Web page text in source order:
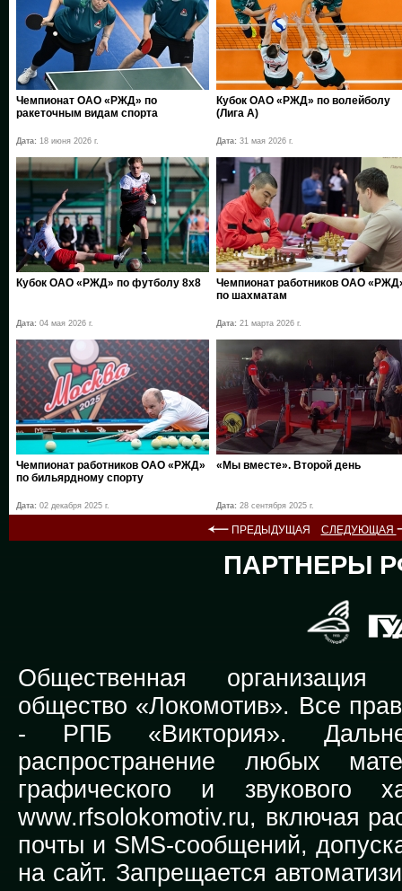
Чемпионат ОАО «РЖД» по
ракеточным видам спорта
Дата: 18 июня 2026 г.
Кубок ОАО «РЖД» по волейболу
(Лига А)
Дата: 31 мая 2026 г.
Кубок ОАО «РЖД» по футболу 8х8
Дата: 04 мая 2026 г.
Чемпионат работников ОАО
по шахматам
Дата: 21 марта 2026 г.
Чемпионат работников ОАО «РЖД»
по бильярдному спорту
Дата: 02 декабря 2025 г.
«Мы вместе». Второй день
Дата: 28 сентября 2025 г.
ПРЕДЫДУЩАЯ СЛЕДУЮЩАЯ
ПАРТНЕРЫ
Общественная организация
общество «Локомотив». Все
- РПБ «Виктория».
распространение любых
графического и звукового
www.rfsolokomotiv.ru, включая
почты и SMS-сообщений,
на сайт. Запрещается